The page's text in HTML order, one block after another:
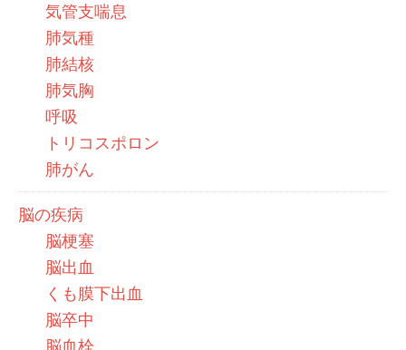
気管支喘息
肺気種
肺結核
肺気胸
呼吸
トリコスポロン
肺がん
脳の疾病
脳梗塞
脳出血
くも膜下出血
脳卒中
脳血栓